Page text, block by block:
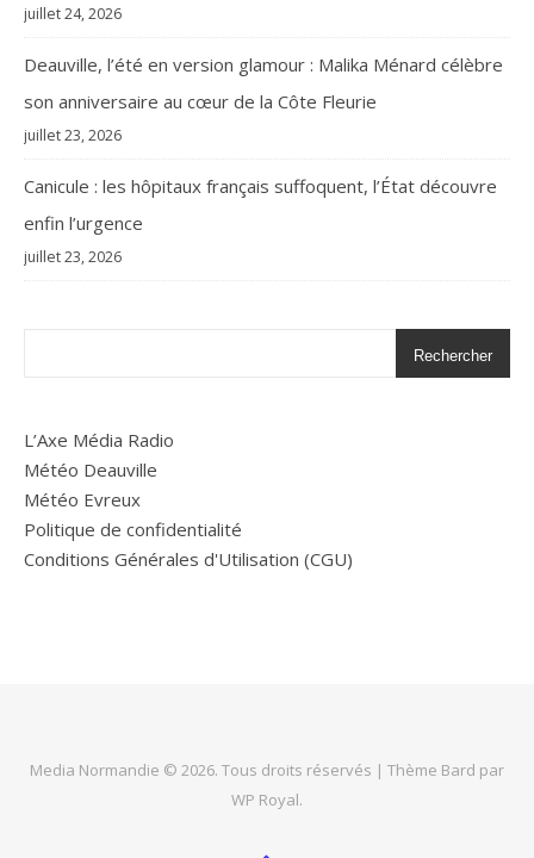
juillet 24, 2026
Deauville, l’été en version glamour : Malika Ménard célèbre
son anniversaire au cœur de la Côte Fleurie
juillet 23, 2026
Canicule : les hôpitaux français suffoquent, l’État découvre
enfin l’urgence
juillet 23, 2026
Rechercher
L’Axe Média Radio
Météo Deauville
Météo Evreux
Politique de confidentialité
Conditions Générales d'Utilisation (CGU)
Media Normandie © 2026. Tous droits réservés | Thème Bard par
WP Royal.